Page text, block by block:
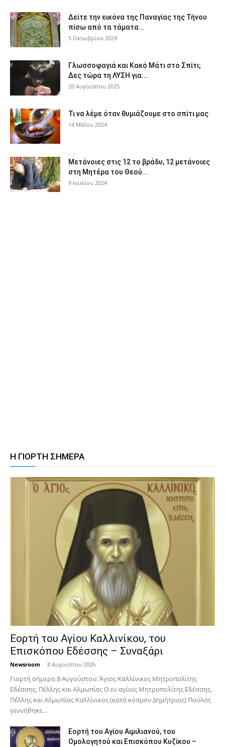
Δείτε την εικόνα της Παναγίας της Τήνου
πίσω από τα τάματα...
5 Οκτωβρίου 2024
Γλωσσοφαγιά και Κακό Μάτι στο Σπίτι;
Δες τώρα τη ΛΥΣΗ για...
20 Αυγούστου 2025
Τι να λέμε όταν θυμιάζουμε στο σπίτι μας
14 Μαΐου 2024
Μετάνοιες στις 12 το βράδυ, 12 μετάνοιες
στη Μητέρα του Θεού...
9 Ιουλίου 2024
Η ΓΙΟΡΤΗ ΣΗΜΕΡΑ
Εορτή του Αγίου Καλλινίκου, του
Επισκόπου Εδέσσης – Συναξάρι
Newsroom - 8 Αυγούστου 2026
Γιορτή σήμερα 8 Αυγούστου: Άγιος Καλλίνικος Μητροπολίτης
Εδέσσης, Πέλλης και Αλμωπίας Ο εν αγίοις Μητροπολίτης Εδέσσης,
Πέλλης και Αλμωπίας Καλλίνικος (κατά κόσμον Δημήτριος) Πούλος
γεννήθηκε...
Εορτή του Αγίου Αιμιλιανού, του
Ομολογητού και Επισκόπου Κυζίκου –